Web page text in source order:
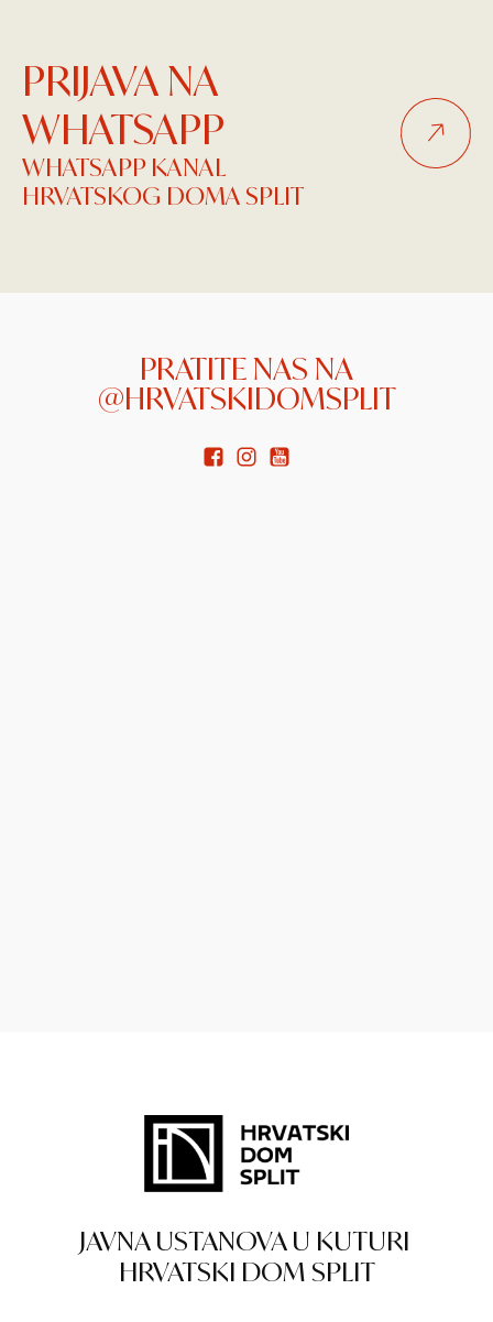
PRIJAVA NA
WHATSAPP
WHATSAPP KANAL
HRVATSKOG DOMA SPLIT
PRATITE NAS NA
@HRVATSKIDOMSPLIT
JAVNA USTANOVA U KUTURI
HRVATSKI DOM SPLIT